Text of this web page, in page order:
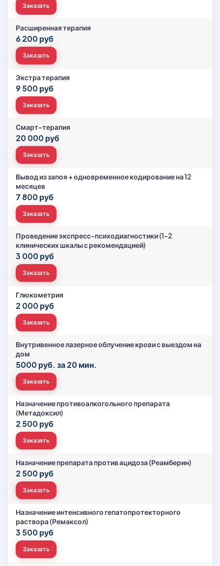
Заказать
Расширенная терапия
6 200 руб
Заказать
Экстра терапия
9 500 руб
Заказать
Смарт-терапия
20 000 руб
Заказать
Вывод из запоя + одновременное кодирование на 12
месяцев
7 800 руб
Заказать
Проведение экспресс-психодиагностики (1-2
клинических шкалы с рекомендацией)
3 000 руб
Заказать
Глюкометрия
2 000 руб
Заказать
Внутривенное лазерное облучение крови с выездом на
дом
5000 руб. за 20 мин.
Заказать
Назначение противоалкогольного препарата
(Метадоксил)
2 500 руб
Заказать
Назначение препарата против ацидоза (Реамберин)
2 500 руб
Заказать
Назначение интенсивного гепатопротекторного
раствора (Ремаксол)
3 500 руб
Заказать